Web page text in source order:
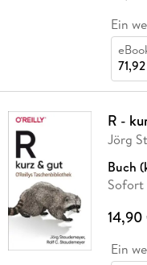
Ein
R -
Jörg
Buch
Sofort
14,90
Ein